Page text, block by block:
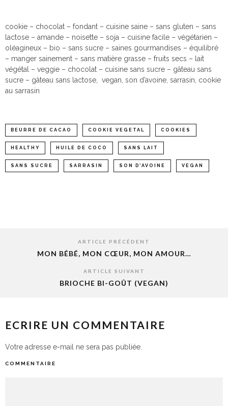
cookie – chocolat – fondant – cuisine saine – sans gluten – sans
lactose – amande – noisette – soja – cuisine facile – végétarien –
oléagineux – bio – sans sucre – saines gourmandises – équilibré
– manger sainement – sans matière grasse – fruits secs – lait
végétal – veggie – chocolat – cuisine sans sucre – gâteau sans
sucre – gâteau sans lactose, vegan, son d’avoine, sarrasin, cookie
au sarrasin
BEURRE DE CACAO COOKIE VEGETAL COOKIES
HEALTHY HUILE DE COCO SANS LAIT
SANS SUCRE SARRASIN SON D’AVOINE VEGAN
ARTICLE PRÉCÉDENT
MON BÉBÉ, MON CŒUR, MON AMOUR…
ARTICLE SUIVANT
BRIOCHE BI-GOÛT (VEGAN)
ECRIRE UN COMMENTAIRE
Votre adresse e-mail ne sera pas publiée.
COMMENTAIRE